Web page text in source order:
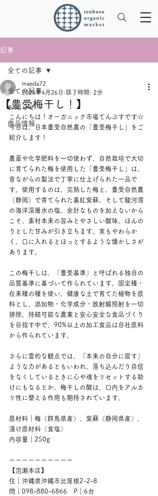
記事
全ての記事
お知らせ
商品情報
全ての記事
【豊受梅干し！】
maeda72
2025年4月26日 読了時間: 2分
こんにちは！オーガニック市場てんぶすです☆
今日は、日本豊受自然農の「豊受梅干し」をご
紹介します！
農薬や化学肥料を一切使わず、自然栽培で大切
に育てられた梅を使用した「豊受梅干し」は、
昔ながらの製法で丁寧に仕上げられた一品で
す。使用するのは、完熟した梅と、豊受自然農
（静岡）で育てられた裏紅紫蘇、そして駿河湾
の海洋深層水の塩。余計なものを加えないから
こそ、素材本来の旨みとやさしい酸味、ほんの
りとした甘みが引き立ちます。実もやわらか
く、口に入れるとほっとするような懐かしさが
あります。
この梅干しは、「豊受基準」と呼ばれる独自の
品質基準に基づいて作られています。固定種・
在来種の種を使い、健康な土で育てた植物を原
料とし、添加物・化学成分・放射線照射を一切
排除。持続可能な農業と安心安全な食品づくり
を目指す中で、90%以上の加工食品は自社原料
から作られています。
さらに霊的な観点では、「本来の自分に戻す」
ような力があるともいわれ、落ち込んだり自信
をなくしているときに心や魂をリセットする助
けにもなるとか。梅干しの酸は、口内をアルカ
リ性に整える作用も期待されています。
原材料｜梅（群馬県産）、紫蘇（静岡県産）、
漬け原材料（食塩）
内容量｜250g
ーーーーーーーーーー
【泡瀬本店】
住｜沖縄県沖縄市比屋根2-2-8
問｜098-880-6866　P｜6台